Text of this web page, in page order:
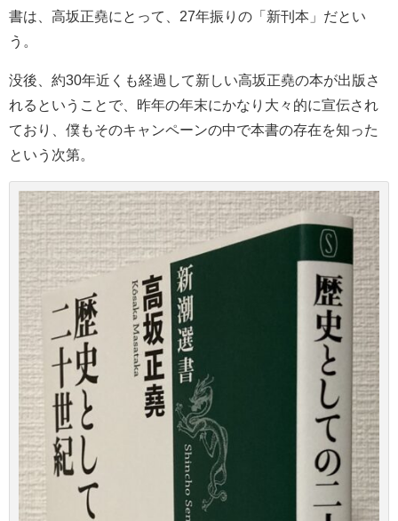
書は、高坂正堯にとって、27年振りの「新刊本」だとい
う。
没後、約30年近くも経過して新しい高坂正堯の本が出版さ
れるということで、昨年の年末にかなり大々的に宣伝され
ており、僕もそのキャンペーンの中で本書の存在を知った
という次第。